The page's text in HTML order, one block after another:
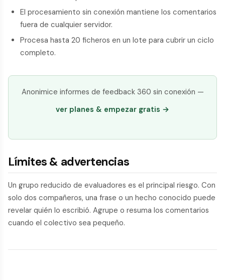
El procesamiento sin conexión mantiene los comentarios
fuera de cualquier servidor.
Procesa hasta 20 ficheros en un lote para cubrir un ciclo
completo.
Anonimice informes de feedback 360 sin conexión —
ver planes & empezar gratis →
Límites & advertencias
Un grupo reducido de evaluadores es el principal riesgo. Con
solo dos compañeros, una frase o un hecho conocido puede
revelar quién lo escribió. Agrupe o resuma los comentarios
cuando el colectivo sea pequeño.